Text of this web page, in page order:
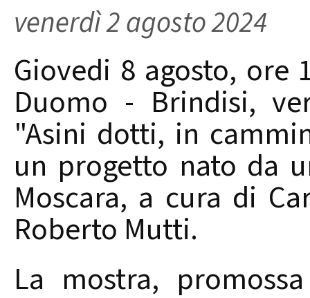
venerdì 2 agosto 2024
Giovedi 8 agosto, ore
Duomo - Brindisi,
"Asini dotti, in
un progetto nato da
Moscara, a cura di
Roberto Mutti.
La mostra,